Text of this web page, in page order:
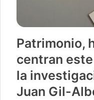
Patrimonio,
centran
la
Juan Gil-